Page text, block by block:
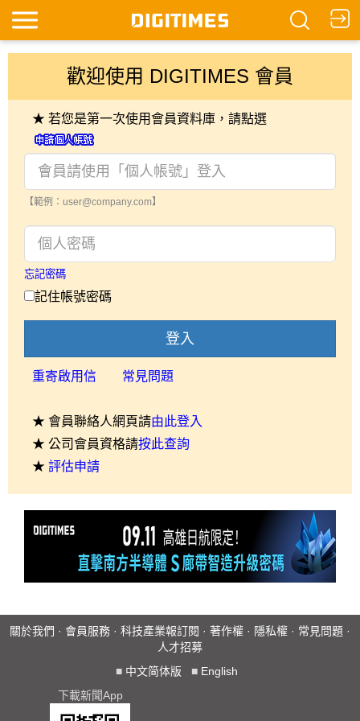
歡迎使用 DIGITIMES 會員
★ 若您是第一次使用會員資料庫，請點選
【範例：user@company.com】
忘記密碼
記住帳號密碼
登入
重寄啟用信 常見問題
★ 會員聯絡人網頁請由此登入
★ 公司會員資格請按此查詢
★ 評估申請
關於我們 · 會員服務 · 科技產業報訂閱 · 著作權 · 隱私權 · 常見問題 ·
人才招募
■ 中文简体版 ■ English
下載新聞App